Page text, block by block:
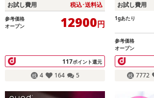
剤付/キャスター付)/QS517WH
お試し費用 税込･送料込
参考価格
オープン
12900円
117ポイント還元
4 164 5
お試し費用
1gあたり
参考価格
オープン
7772